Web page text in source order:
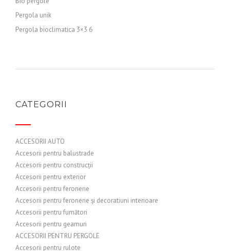
Pergola unik
Pergola bioclimatica 3×3 6
CATEGORII
ACCESORII AUTO
Accesorii pentru balustrade
Accesorii pentru construcții
Accesorii pentru exterior
Accesorii pentru feronerie
Accesorii pentru feronerie și decoratiuni interioare
Accesorii pentru fumători
Accesorii pentru geamuri
ACCESORII PENTRU PERGOLE
Accesorii pentru rulote